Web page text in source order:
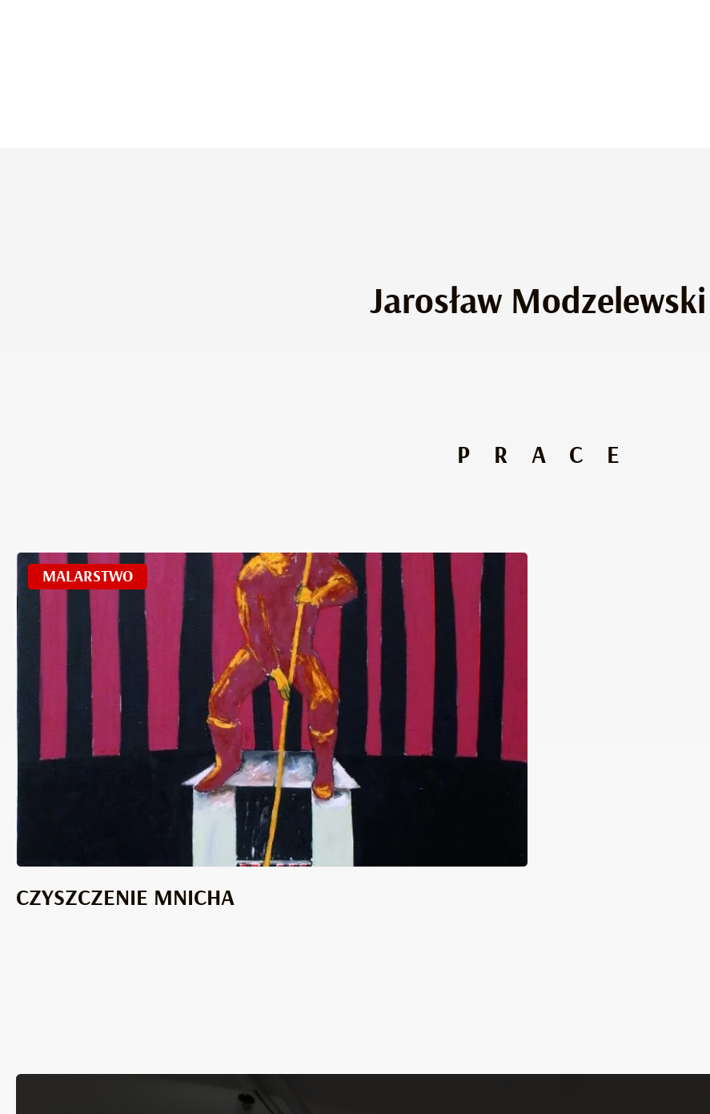
Jarosław Modzelewski
PRACE
MALARSTWO
CZYSZCZENIE MNICHA